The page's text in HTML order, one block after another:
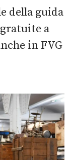
della guida
a
in FVG